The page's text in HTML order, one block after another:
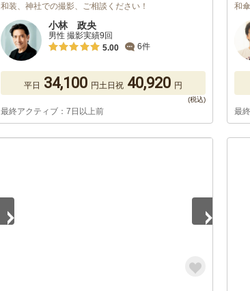
和装、神社での撮影、ご相談ください！
小林 政央
男性 撮影実績9回
5.00
6件
平日 34,100 円土日祝 40,920 円
最終アクティブ：7日以上前
和
最